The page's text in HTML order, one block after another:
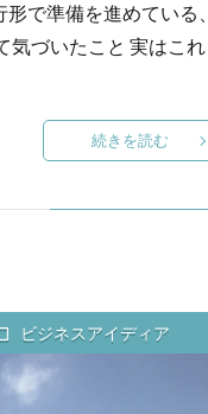
で準備を進めている、
気づいたこと 実はこれ
続きを読む
ビジネスアイディア